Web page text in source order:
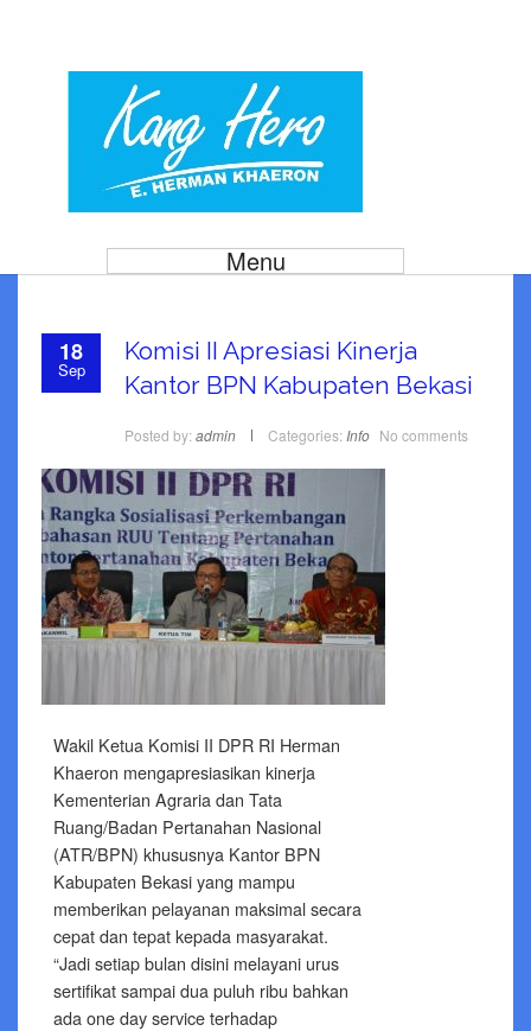
Menu
18
Sep
Komisi II Apresiasi Kinerja
Kantor BPN Kabupaten Bekasi
Posted by: admin Categories: Info No comments
Wakil Ketua Komisi II DPR RI Herman
Khaeron mengapresiasikan kinerja
Kementerian Agraria dan Tata
Ruang/Badan Pertanahan Nasional
(ATR/BPN) khususnya Kantor BPN
Kabupaten Bekasi yang mampu
memberikan pelayanan maksimal secara
cepat dan tepat kepada masyarakat.
“Jadi setiap bulan disini melayani urus
sertifikat sampai dua puluh ribu bahkan
ada one day service terhadap